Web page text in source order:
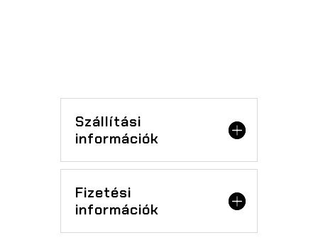
Szállítási
információk
Fizetési
információk